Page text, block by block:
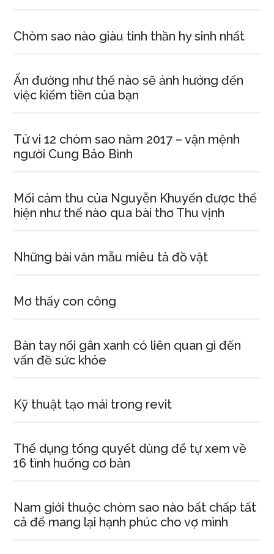
Chòm sao nào giàu tinh thần hy sinh nhất
Ấn đường như thế nào sẽ ảnh hưởng đến
việc kiếm tiền của bạn
Tử vi 12 chòm sao năm 2017 – vận mệnh
người Cung Bảo Bình
Mối cảm thu của Nguyễn Khuyến được thể
hiện như thế nào qua bài thơ Thu vịnh
Những bài văn mẫu miêu tả đồ vật
Mơ thấy con công
Bàn tay nổi gân xanh có liên quan gì đến
vấn đề sức khỏe
Kỹ thuật tạo mái trong revit
Thể dụng tổng quyết dùng để tự xem về
16 tình huống cơ bản
Nam giới thuộc chòm sao nào bất chấp tất
cả để mang lại hạnh phúc cho vợ mình